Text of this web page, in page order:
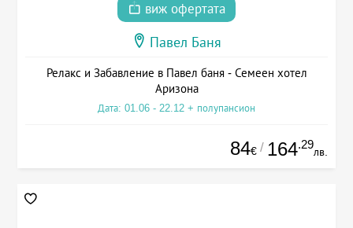
виж офертата
Павел Баня
Релакс и Забавление в Павел баня - Семеен хотел
Аризона
Дата: 01.06 - 22.12 + полупансион
84€ / 164.29
лв.